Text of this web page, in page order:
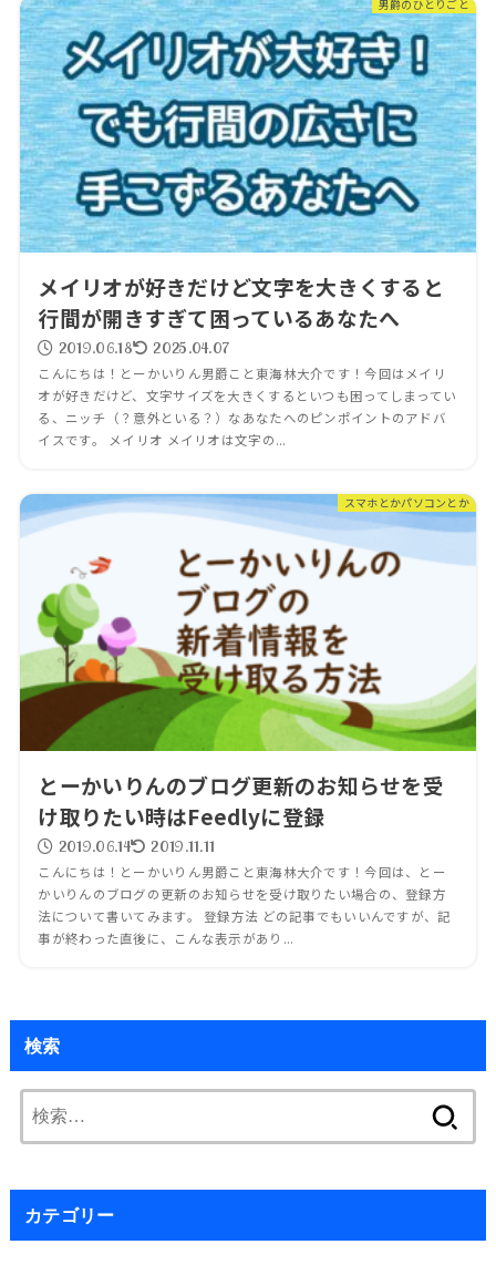
男爵のひとりごと
メイリオが好きだけど文字を大きくすると
行間が開きすぎて困っているあなたへ
2019.06.18 2025.04.07
こんにちは！とーかいりん男爵こと東海林大介です！今回はメイリ
オが好きだけど、文字サイズを大きくするといつも困ってしまってい
る、ニッチ（？意外といる？）なあなたへのピンポイントのアドバ
イスです。 メイリオ メイリオは文字の...
スマホとかパソコンとか
とーかいりんのブログ更新のお知らせを受
け取りたい時はFeedlyに登録
2019.06.14 2019.11.11
こんにちは！とーかいりん男爵こと東海林大介です！今回は、とー
かいりんのブログの更新のお知らせを受け取りたい場合の、登録方
法について書いてみます。 登録方法 どの記事でもいいんですが、記
事が終わった直後に、こんな表示があり...
検索
索:
カテゴリー